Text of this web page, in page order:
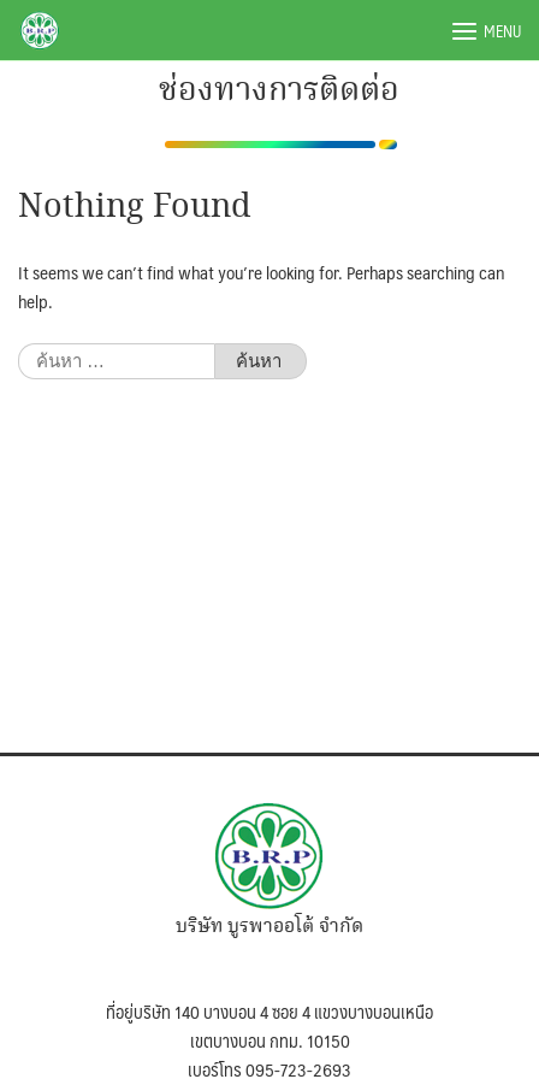
SkipBRPAUTO.COM MENU
ช่องทางการติดต่อ
Nothing Found
It seems we can’t find what you’re looking for. Perhaps searching can
help.
ค้นหา
สำหรับ:
บริษัท บูรพาออโต้ จำกัด
ที่อยู่บริษัท 140 บางบอน 4 ซอย 4 แขวงบางบอนเหนือ
เขตบางบอน กทม. 10150
เบอร์โทร 095-723-2693